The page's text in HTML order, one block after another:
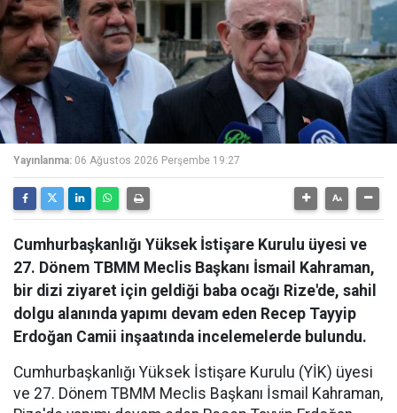
Yayınlanma: 06 Ağustos 2026 Perşembe 19:27
Cumhurbaşkanlığı Yüksek İstişare Kurulu üyesi ve
27. Dönem TBMM Meclis Başkanı İsmail Kahraman,
bir dizi ziyaret için geldiği baba ocağı Rize'de, sahil
dolgu alanında yapımı devam eden Recep Tayyip
Erdoğan Camii inşaatında incelemelerde bulundu.
Cumhurbaşkanlığı Yüksek İstişare Kurulu (YİK) üyesi
ve 27. Dönem TBMM Meclis Başkanı İsmail Kahraman,